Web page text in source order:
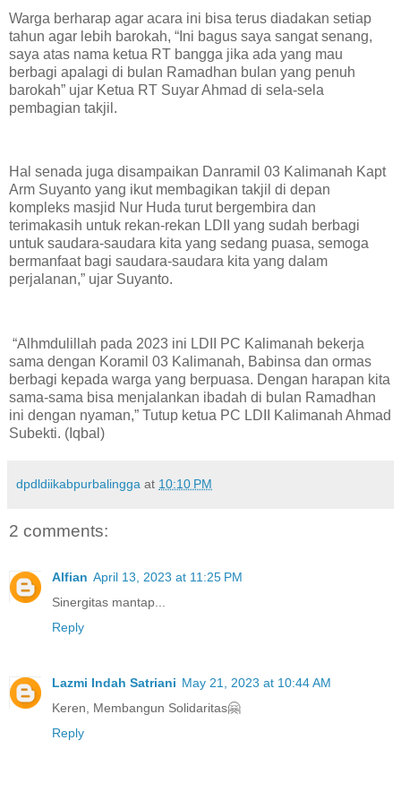
Warga berharap agar acara ini bisa terus diadakan setiap
tahun agar lebih barokah, “Ini bagus saya sangat senang,
saya atas nama ketua RT bangga jika ada yang mau
berbagi apalagi di bulan Ramadhan bulan yang penuh
barokah” ujar Ketua RT Suyar Ahmad di sela-sela
pembagian takjil.
Hal senada juga disampaikan Danramil 03 Kalimanah Kapt
Arm Suyanto yang ikut membagikan takjil di depan
kompleks masjid Nur Huda turut bergembira dan
terimakasih untuk rekan-rekan LDII yang sudah berbagi
untuk saudara-saudara kita yang sedang puasa, semoga
bermanfaat bagi saudara-saudara kita yang dalam
perjalanan,” ujar Suyanto.
“Alhmdulillah pada 2023 ini LDII PC Kalimanah bekerja
sama dengan Koramil 03 Kalimanah, Babinsa dan ormas
berbagi kepada warga yang berpuasa. Dengan harapan kita
sama-sama bisa menjalankan ibadah di bulan Ramadhan
ini dengan nyaman,” Tutup ketua PC LDII Kalimanah Ahmad
Subekti. (Iqbal)
dpdldiikabpurbalingga at 10:10 PM
2 comments:
Alfian April 13, 2023 at 11:25 PM
Sinergitas mantap...
Reply
Lazmi Indah Satriani May 21, 2023 at 10:44 AM
Keren, Membangun Solidaritas🤗
Reply